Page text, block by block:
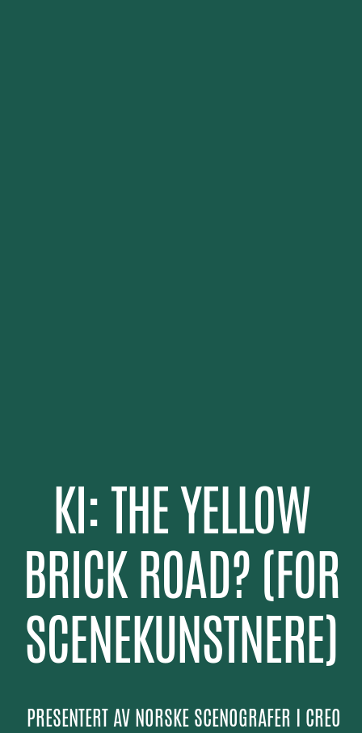
KI: THE YELLOW
BRICK ROAD? (FOR
SCENEKUNSTNERE)
PRESENTERT AVNORSKE SCENOGRAFER I CREO